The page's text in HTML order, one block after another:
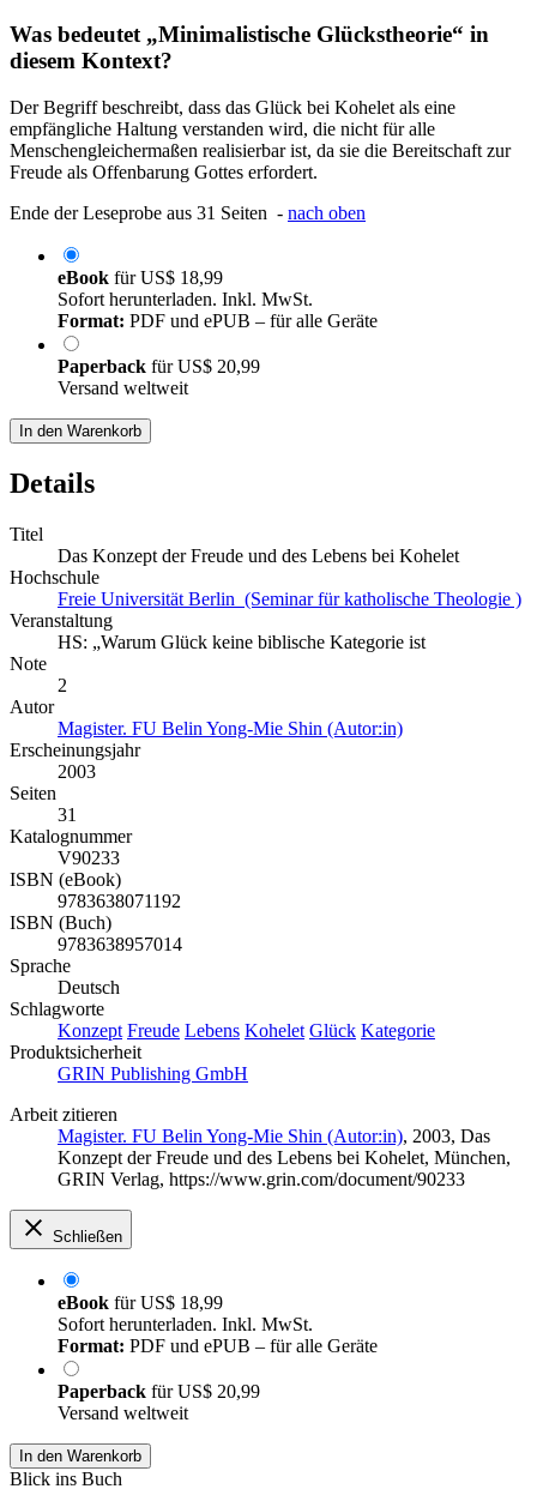
Was bedeutet „Minimalistische Glückstheorie“ in
diesem Kontext?
Der Begriff beschreibt, dass das Glück bei Kohelet als eine
empfängliche Haltung verstanden wird, die nicht für alle
Menschengleichermaßen realisierbar ist, da sie die Bereitschaft zur
Freude als Offenbarung Gottes erfordert.
Ende der Leseprobe aus 31 Seiten - nach oben
eBook fürUS$ 18,99
Sofort herunterladen. Inkl. MwSt.
Format: PDF und ePUB – für alle Geräte
Paperback fürUS$ 20,99
Versand weltweit
In den Warenkorb
Details
Titel
Das Konzept der Freude und des Lebens bei Kohelet
Hochschule
Freie Universität Berlin (Seminar für katholische Theologie )
Veranstaltung
HS: „Warum Glück keine biblische Kategorie ist
Note
2
Autor
Magister. FU Belin Yong-Mie Shin (Autor:in)
Erscheinungsjahr
2003
Seiten
31
Katalognummer
V90233
ISBN (eBook)
9783638071192
ISBN (Buch)
9783638957014
Sprache
Deutsch
Schlagworte
Konzept Freude Lebens Kohelet Glück Kategorie
Produktsicherheit
GRIN Publishing GmbH
Arbeit zitieren
Magister. FU Belin Yong-Mie Shin (Autor:in), 2003, Das
Konzept der Freude und des Lebens bei Kohelet, München,
GRIN Verlag, https://www.grin.com/document/90233
Schließen
eBook fürUS$ 18,99
Sofort herunterladen. Inkl. MwSt.
Format: PDF und ePUB – für alle Geräte
Paperback fürUS$ 20,99
Versand weltweit
In den Warenkorb
Blick ins Buch